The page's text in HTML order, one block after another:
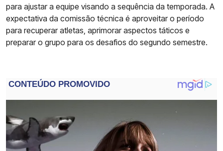
para ajustar a equipe visando a sequência da temporada. A
expectativa da comissão técnica é aproveitar o período
para recuperar atletas, aprimorar aspectos táticos e
preparar o grupo para os desafios do segundo semestre.